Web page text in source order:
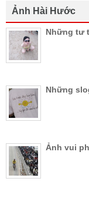
Ảnh Hài Hước
Những tư
Những
Ảnh vui